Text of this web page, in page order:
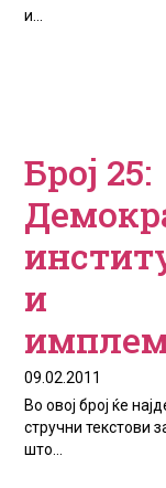
и...
Број 25:
и
09.02.2011
Во овој број ќе
стручни текстови
што...